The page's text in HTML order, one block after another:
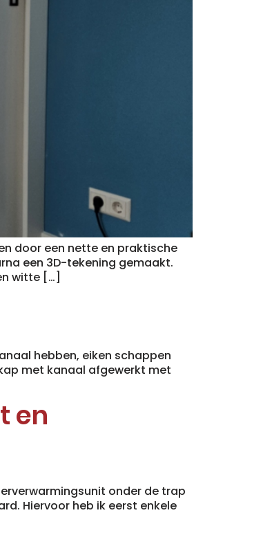
door een nette en praktische
een 3D-tekening gemaakt.
witte […]
hebben, eiken schappen
met kanaal afgewerkt met
en
onder de trap
Hiervoor heb ik eerst enkele